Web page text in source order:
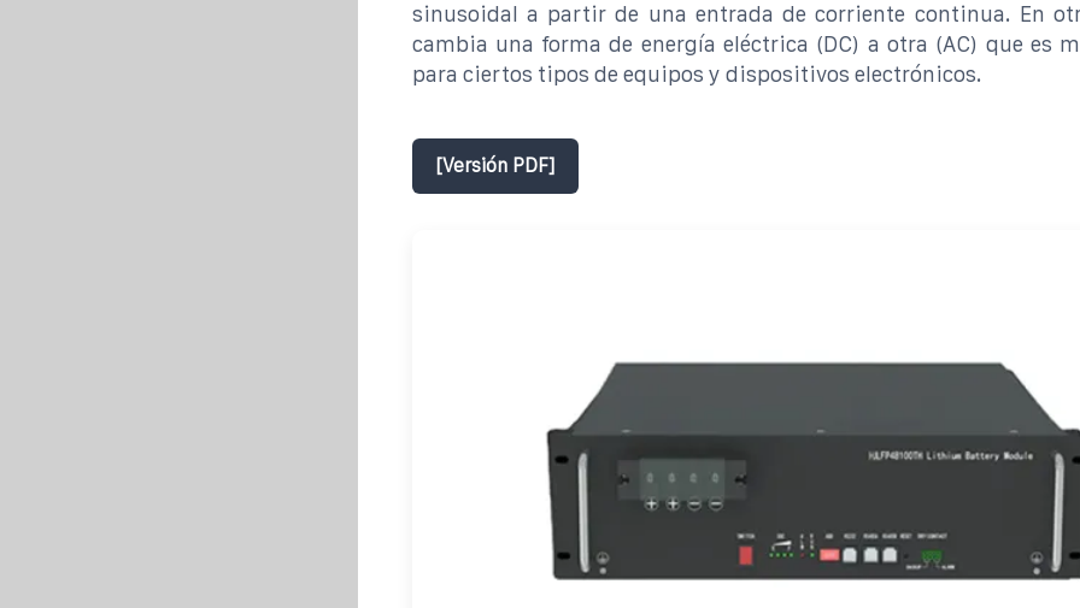
sinusoidal a partir de una entrada de corriente continua. En
cambia una forma de energía eléctrica (DC) a otra (AC) que es
para ciertos tipos de equipos y dispositivos electrónicos.
[Versión PDF]